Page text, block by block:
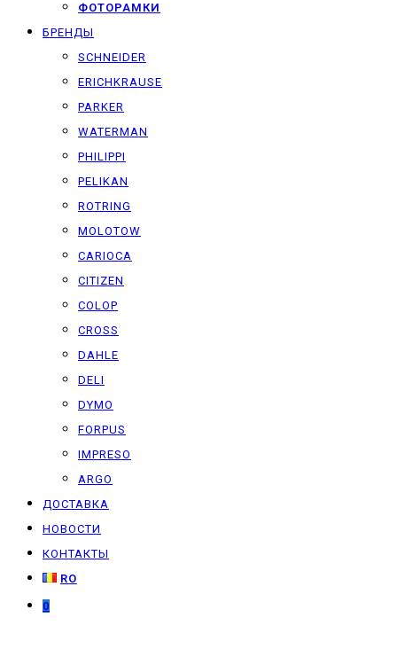
ФОТОРАМКИ
БРЕНДЫ
SCHNEIDER
ERICHKRAUSE
PARKER
WATERMAN
PHILIPPI
PELIKAN
ROTRING
MOLOTOW
CARIOCA
CITIZEN
COLOP
CROSS
DAHLE
DELI
DYMO
FORPUS
IMPRESO
ARGO
ДОСТАВКА
НОВОСТИ
КОНТАКТЫ
RO
0